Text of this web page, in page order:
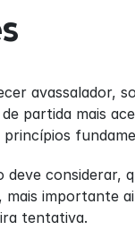
avassalador,
partida mais
considerar,
importante
tentativa.